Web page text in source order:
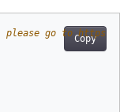
Copy
go to https://